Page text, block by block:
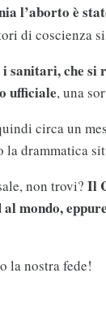
l’aborto è
di coscienza
i sanitari, che
ufficiale, una
circa un
la drammatica
non trovi? Il
mondo,
la nostra fede!